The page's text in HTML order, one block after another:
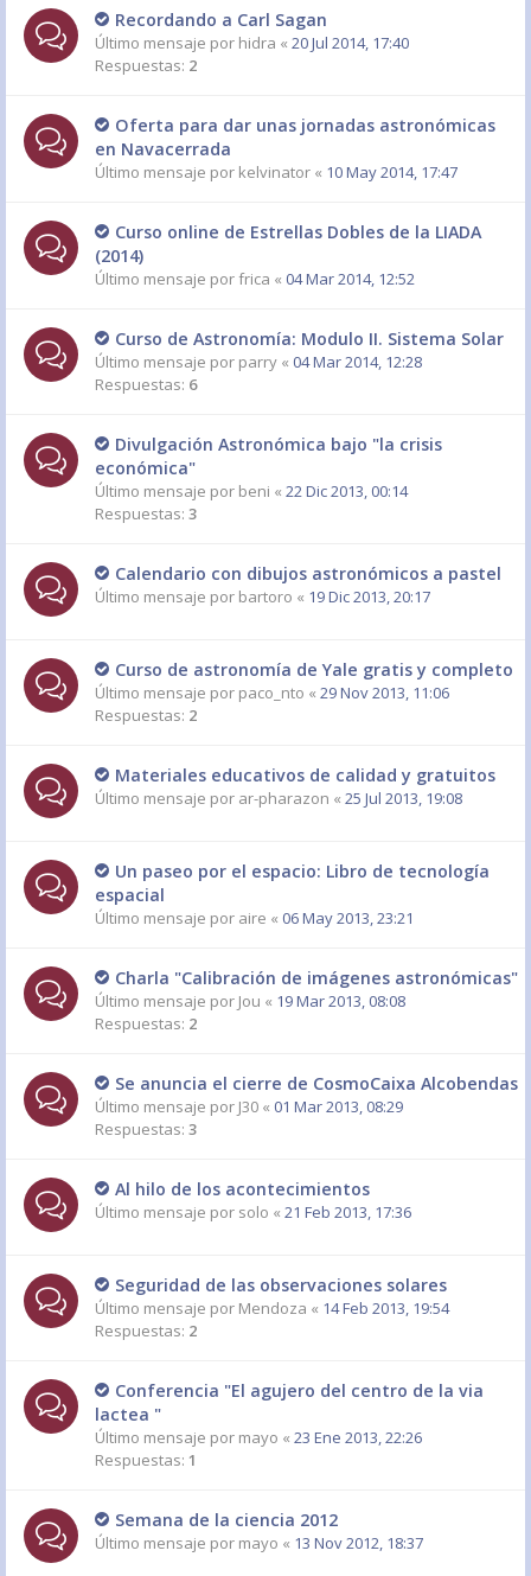
Recordando a Carl Sagan
Último mensaje por hidra « 20 Jul 2014, 17:40
Respuestas: 2
Oferta para dar unas jornadas astronómicas
en Navacerrada
Último mensaje por kelvinator « 10 May 2014, 17:47
Curso online de Estrellas Dobles de la LIADA
(2014)
Último mensaje porfrica « 04 Mar 2014, 12:52
Curso de Astronomía: Modulo II. Sistema Solar
Último mensaje por parry « 04 Mar 2014, 12:28
Respuestas: 6
Divulgación Astronómica bajo "la crisis
económica"
Último mensaje por beni « 22 Dic 2013, 00:14
Respuestas: 3
Calendario con dibujos astronómicos a pastel
Último mensaje por bartoro « 19 Dic 2013, 20:17
Curso de astronomía de Yale gratis y completo
Último mensaje por paco_nto « 29 Nov 2013, 11:06
Respuestas: 2
Materiales educativos de calidad y gratuitos
Último mensaje por ar-pharazon « 25 Jul 2013, 19:08
Un paseo por el espacio: Libro de tecnología
espacial
Último mensaje por aire « 06 May 2013, 23:21
Charla "Calibración de imágenes astronómicas"
Último mensaje por Jou « 19 Mar 2013, 08:08
Respuestas: 2
Se anuncia el cierre de CosmoCaixa Alcobendas
Último mensaje por J30 « 01 Mar 2013, 08:29
Respuestas: 3
Al hilo de los acontecimientos
Último mensaje por solo « 21 Feb 2013, 17:36
Seguridad de las observaciones solares
Último mensaje por Mendoza « 14 Feb 2013, 19:54
Respuestas: 2
Conferencia "El agujero del centro de la via
lactea "
Último mensaje por mayo « 23 Ene 2013, 22:26
Respuestas: 1
Semana de la ciencia 2012
Último mensaje por mayo « 13 Nov 2012, 18:37